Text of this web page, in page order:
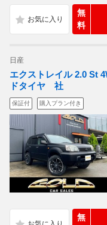
無
料
日産
エクストレイル 2.0 St
ドタイヤ 社
保証付 購入プラン付き
無